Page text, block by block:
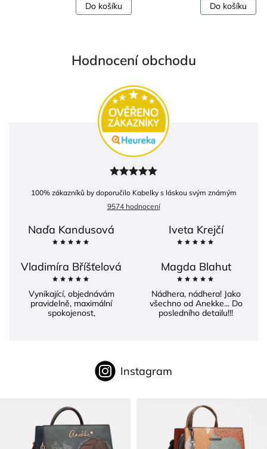
Do košíku Do košíku
Hodnocení obchodu
100% zákazníků by doporučilo Kabelky s láskou svým známým
9574 hodnocení
Naďa Kandusová Iveta Krejčí
Vladimíra Bříšťelová
Vynikající, objednávám
pravidelně, maximální
spokojenost,
Magda Blahut
Nádhera, nádhera! Jako
všechno od Anekke... Do
posledního detailu!!!
Instagram